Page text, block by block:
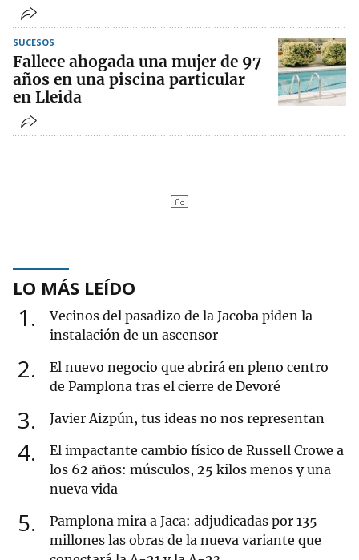
SUCESOS
Fallece ahogada una mujer de 97
años en una piscina particular
en Lleida
LO MÁS LEÍDO
1
Vecinos del pasadizo de la Jacoba piden la
instalación de un ascensor
2
El nuevo negocio que abrirá en pleno centro
de Pamplona tras el cierre de Devoré
3 Javier Aizpún, tus ideas no nos representan
4
El impactante cambio físico de Russell Crowe a
los 62 años: músculos, 25 kilos menos y una
nueva vida
5
Pamplona mira a Jaca: adjudicadas por 135
millones las obras de la nueva variante que